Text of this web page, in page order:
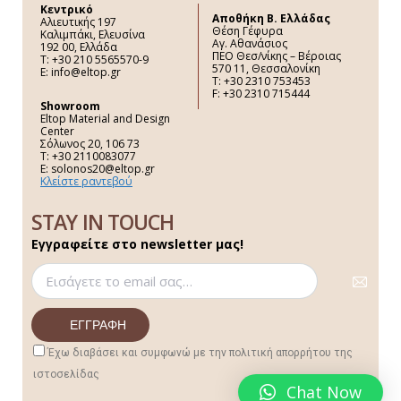
Κεντρικό
Αλιευτικής 197
Καλιμπάκι, Ελευσίνα
192 00, Ελλάδα
Τ: +30 210 5565570-9
E: info@eltop.gr
Showroom
Eltop Material and Design
Center
Σόλωνος 20, 106 73
Τ: +30 2110083077
E: solonos20@eltop.gr
Κλείστε ραντεβού
Aποθήκη Β. Ελλάδας
Θέση Γέφυρα
Αγ. Αθανάσιος
ΠΕΟ Θεσ/νίκης – Βέροιας
570 11, Θεσσαλονίκη
Τ: +30 2310 753453
F: +30 2310 715444
STAY IN TOUCH
Εγγραφείτε στο newsletter μας!
Έχω διαβάσει και συμφωνώ με την πολιτική απορρήτου της
ιστοσελίδας
Chat Now